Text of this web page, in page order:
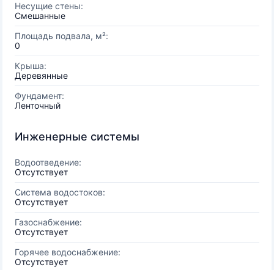
Несущие стены:
Смешанные
Площадь подвала, м²:
0
Крыша:
Деревянные
Фундамент:
Ленточный
Инженерные системы
Водоотведение:
Отсутствует
Система водостоков:
Отсутствует
Газоснабжение:
Отсутствует
Горячее водоснабжение:
Отсутствует